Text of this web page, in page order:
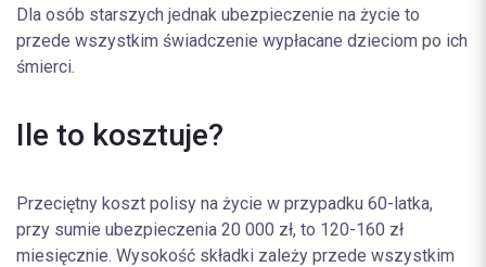
Dla osób starszych jednak ubezpieczenie na życie to
przede wszystkim świadczenie wypłacane dzieciom po ich
śmierci.
Ile to kosztuje?
Przeciętny koszt polisy na życie w przypadku 60-latka,
przy sumie ubezpieczenia 20 000 zł, to 120-160 zł
miesięcznie. Wysokość składki zależy przede wszystkim